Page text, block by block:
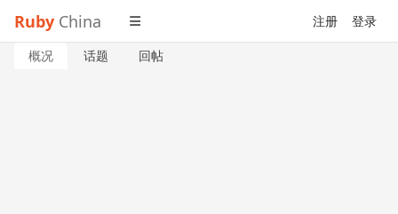
Ruby China 注册 登录
概况 话题 回帖